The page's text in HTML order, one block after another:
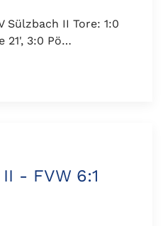
Sülzbach II Tore: 1:0
21', 3:0 Pö…
- FVW 6:1